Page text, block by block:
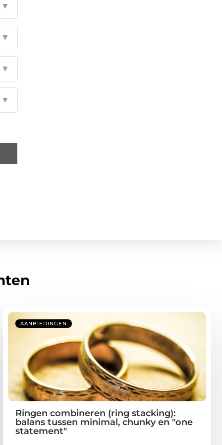
▼
▼
▼
▼
AANBIEDINGEN
Ringen combineren (ring stacking):
balans tussen minimal, chunky en "one
statement"